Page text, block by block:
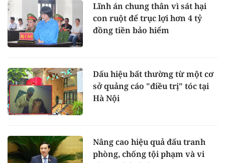
Lĩnh án chung thân vì sát hại
con ruột để trục lợi hơn 4 tỷ
đồng tiền bảo hiểm
Dấu hiệu bất thường từ một cơ
sở quảng cáo "điều trị" tóc tại
Hà Nội
Nâng cao hiệu quả đấu tranh
phòng, chống tội phạm và vi